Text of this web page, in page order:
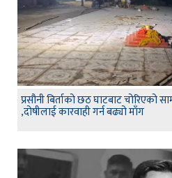
प्रसौनी बिर्ताको छठ घाटबाट चोरिएको
,दोषीलाई कारवाही गर्न बढ्यो माँग